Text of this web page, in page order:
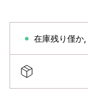
在庫残り僅か